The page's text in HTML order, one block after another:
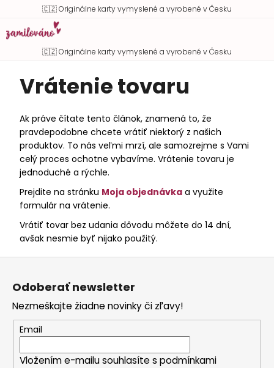
obsah
🇨🇿 Originálne karty vymyslené a vyrobené v Česku
Hľadať
🇨🇿 Originálne karty vymyslené a vyrobené v Česku
Vrátenie tovaru
Ak práve čítate tento článok, znamená to, že
pravdepodobne chcete vrátiť niektorý z našich
produktov. To nás veľmi mrzí, ale samozrejme s Vami
celý proces ochotne vybavíme. Vrátenie tovaru je
jednoduché a rýchle.
Prejdite na stránku Moja objednávka a využite
formulár na vrátenie.
Vrátiť tovar bez udania dôvodu môžete do 14 dní,
avšak nesmie byť nijako použitý.
š Späť
Späť
o
o
e
b
u
e
e
á
j
s
?
Z
Odoberať newsletter
Nezmeškajte žiadne novinky či zľavy!
Email
Vložením e-mailu souhlasíte s podmínkami